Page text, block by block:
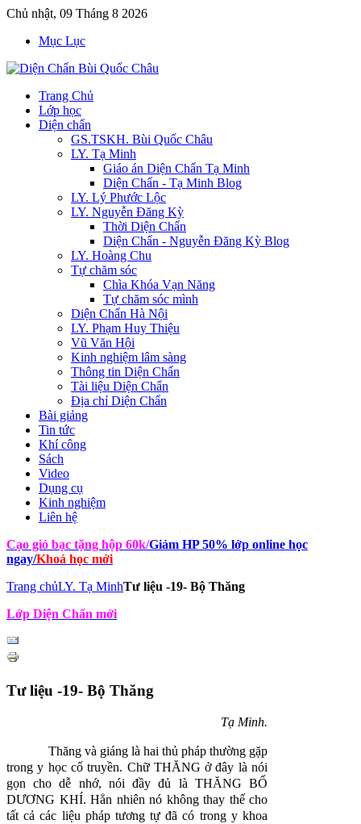
Chủ nhật, 09 Tháng 8 2026
Mục Lục
Trang Chủ
Lớp học
Diện chẩn
GS.TSKH. Bùi Quốc Châu
LY. Tạ Minh
Giáo án Diện Chẩn Tạ Minh
Diện Chẩn - Tạ Minh Blog
LY. Lý Phước Lộc
LY. Nguyễn Đăng Kỳ
Thời Diện Chẩn
Diện Chẩn - Nguyễn Đăng Kỳ Blog
LY. Hoàng Chu
Tự chăm sóc
Chìa Khóa Vạn Năng
Tự chăm sóc mình
Diện Chẩn Hà Nội
LY. Phạm Huy Thiệu
Vũ Văn Hội
Kinh nghiệm lâm sàng
Thông tin Diện Chẩn
Tài liệu Diện Chẩn
Địa chỉ Diện Chẩn
Bài giảng
Tin tức
Khí công
Sách
Video
Dụng cụ
Kinh nghiệm
Liên hệ
Cạo gió bạc tặng hộp 60k/Giảm HP 50% lớp online học
ngay/Khoá học mới
Trang chủLY. Tạ MinhTư liệu -19- Bộ Thăng
Lớp Diện Chẩn mới
Tư liệu -19- Bộ Thăng
Tạ Minh.
Thăng và giáng là hai thủ pháp thường gặp
trong y học cổ truyền. Chữ THĂNG ở đây là nói
gọn cho dễ nhớ, nói đầy đủ là THĂNG BỔ
DƯƠNG KHÍ. Hẳn nhiên nó không thay thế cho
tất cả các liệu pháp tương tự đã có trong y khoa